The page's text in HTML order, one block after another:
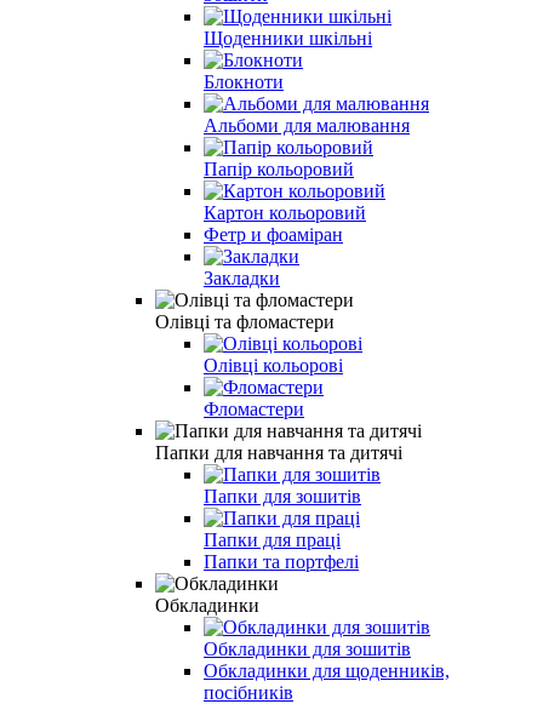
Щоденники шкільні
Блокноти
Альбоми для малювання
Папiр кольоровий
Картон кольоровий
Фетр и фоаміран
Закладки
Олівці та фломастери
Олiвцi кольоровi
Фломастери
Папки для навчання та дитячі
Папки для зошитів
Папки для праці
Папки та портфелi
Обкладинки
Обкладинки для зошитів
Обкладинки для щоденників,
посібників